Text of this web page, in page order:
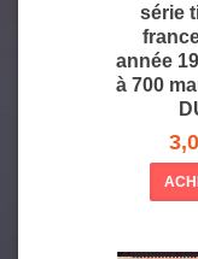
série
année
à 700